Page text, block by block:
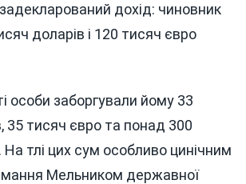
дохід: чиновник
доларів і 120 тисяч євро
особи заборгували йому 33
35 тисяч євро та понад 300
На тлі цих сум особливо цинічним
Мельником державної